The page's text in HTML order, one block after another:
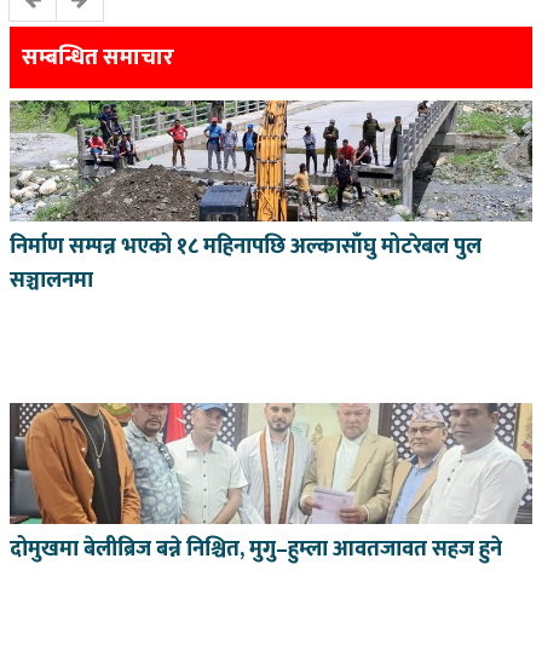
सम्बन्धित समाचार
निर्माण सम्पन्न भएको १८ महिनापछि अल्कासाँघु मोटरेबल पुल
सञ्चालनमा
दोमुखमा बेलीब्रिज बन्ने निश्चित, मुगु–हुम्ला आवतजावत सहज हुने